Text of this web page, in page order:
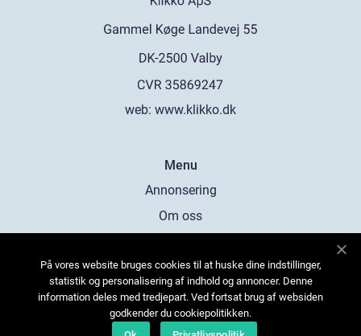
web: www.klikko.dk
Menu
Annonsering
Om oss
Kontakta oss
Sitemap
På vores website bruges cookies til at huske dine indstillinger,
statistik og personalisering af indhold og annoncer. Denne
information deles med tredjepart. Ved fortsat brug af websiden
godkender du cookiepolitikken.